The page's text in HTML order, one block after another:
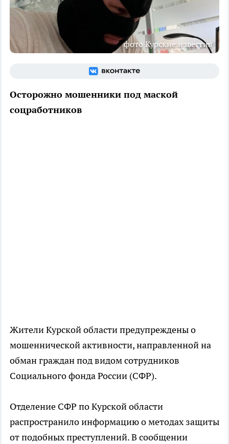
фото Курские известия
Осторожно мошенники под маской
соцработников
Жители Курской области предупреждены о
мошеннической активности, направленной на
обман граждан под видом сотрудников
Социального фонда России (СФР).
Отделение СФР по Курской области
распространило информацию о методах защиты
от подобных преступлений. В сообщении